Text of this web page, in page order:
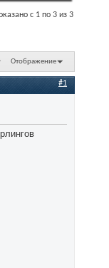
с 1 по 3 из 3
Отображение
#1